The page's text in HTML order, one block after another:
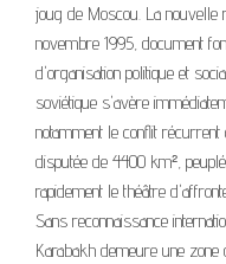
joug de Moscou. La nouvelle
novembre 1995, document
d'organisation politique et
soviétique s'avère
notamment le conflit
disputée de 4400 km²,
rapidement le théâtre
Sans reconnaissance
Karabakh demeure une